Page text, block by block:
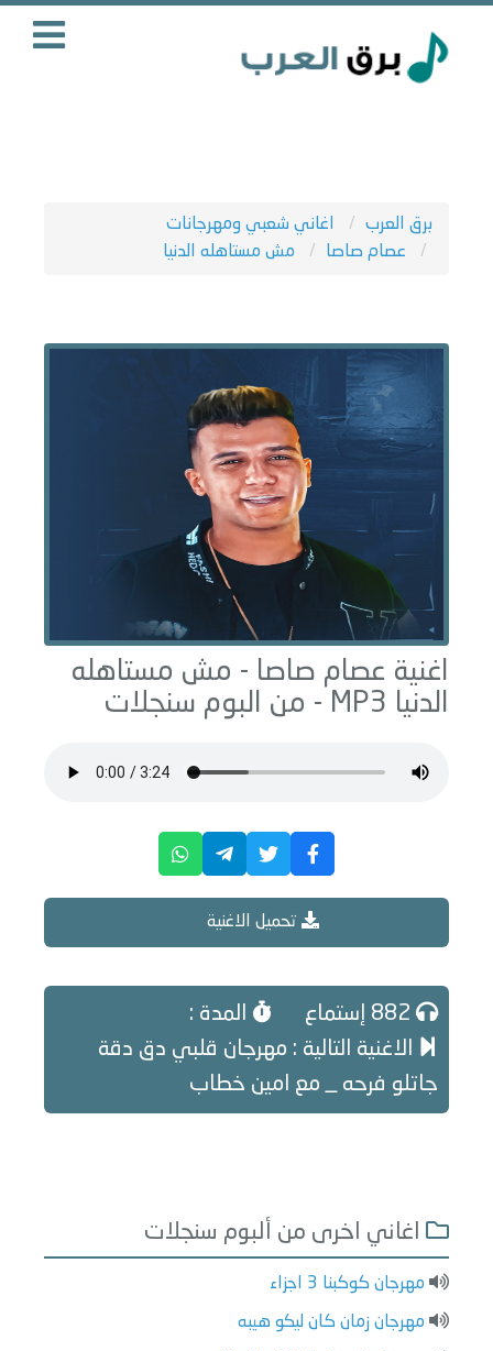
برق العرب
اغاني شعبي ومهرجانات
عصام صاصا
مش مستاهله الدنيا
اغنية عصام صاصا - مش مستاهله
الدنيا
سنجلات
تحميل الاغنية
المدة :
الاغنية التالية : مهرجان قلبي دق دقة
جاتلو فرحه _ مع امين خطاب
اغاني اخرى من ألبوم سنجلات
مهرجان كوكبنا 3 اجزاء
مهرجان زمان كان ليكو هيبه